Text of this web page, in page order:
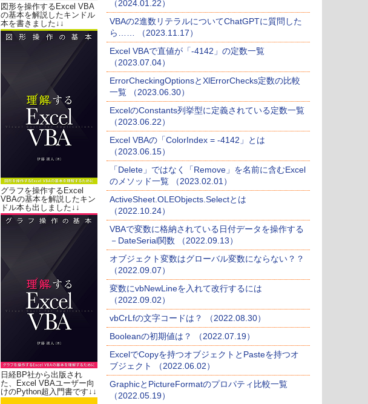
図形を操作するExcel VBA
の基本を解説したキンドル
本を書きました↓↓
グラフを操作するExcel
VBAの基本を解説したキン
ドル本も出しました↓↓
日経BP社から出版され
た、Excel VBAユーザー向
けのPython超入門書です↓↓
（2024.01.22）
VBAの2進数リテラルについてChatGPTに質問した
ら…… （2023.11.17）
Excel VBAで直値が「-4142」の定数一覧
（2023.07.04）
ErrorCheckingOptionsとXlErrorChecks定数の比較
一覧 （2023.06.30）
ExcelのConstants列挙型に定義されている定数一覧
（2023.06.22）
Excel VBAの「ColorIndex = -4142」とは
（2023.06.15）
「Delete」ではなく「Remove」を名前に含むExcel
のメソッド一覧 （2023.02.01）
ActiveSheet.OLEObjects.Selectとは
（2022.10.24）
VBAで変数に格納されている日付データを操作する
－DateSerial関数 （2022.09.13）
オブジェクト変数はグローバル変数にならない？？
（2022.09.07）
変数にvbNewLineを入れて改行するには
（2022.09.02）
vbCrLfの文字コードは？ （2022.08.30）
Booleanの初期値は？ （2022.07.19）
ExcelでCopyを持つオブジェクトとPasteを持つオ
ブジェクト （2022.06.02）
GraphicとPictureFormatのプロパティ比較一覧
（2022.05.19）